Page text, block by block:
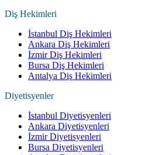
Diş Hekimleri
İstanbul Diş Hekimleri
Ankara Diş Hekimleri
İzmir Diş Hekimleri
Bursa Diş Hekimleri
Antalya Diş Hekimleri
Diyetisyenler
İstanbul Diyetisyenleri
Ankara Diyetisyenleri
İzmir Diyetisyenleri
Bursa Diyetisyenleri